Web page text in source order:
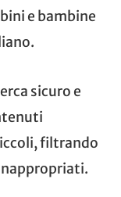
e bambine
sicuro e
filtrando